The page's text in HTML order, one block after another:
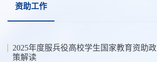
资助工作
2025年度服兵役高校学生国家教育资助政
策解读